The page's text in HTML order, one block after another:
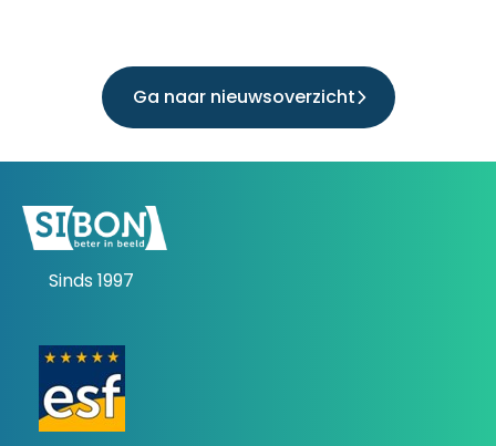
Ga naar nieuwsoverzicht
Sinds 1997